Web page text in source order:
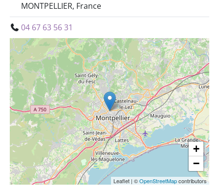
MONTPELLIER, France
04 67 63 56 31
+
−
Leaflet | ©OpenStreetMapcontributors